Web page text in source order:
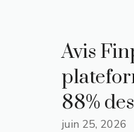
Avis
88%
juin 25, 2026